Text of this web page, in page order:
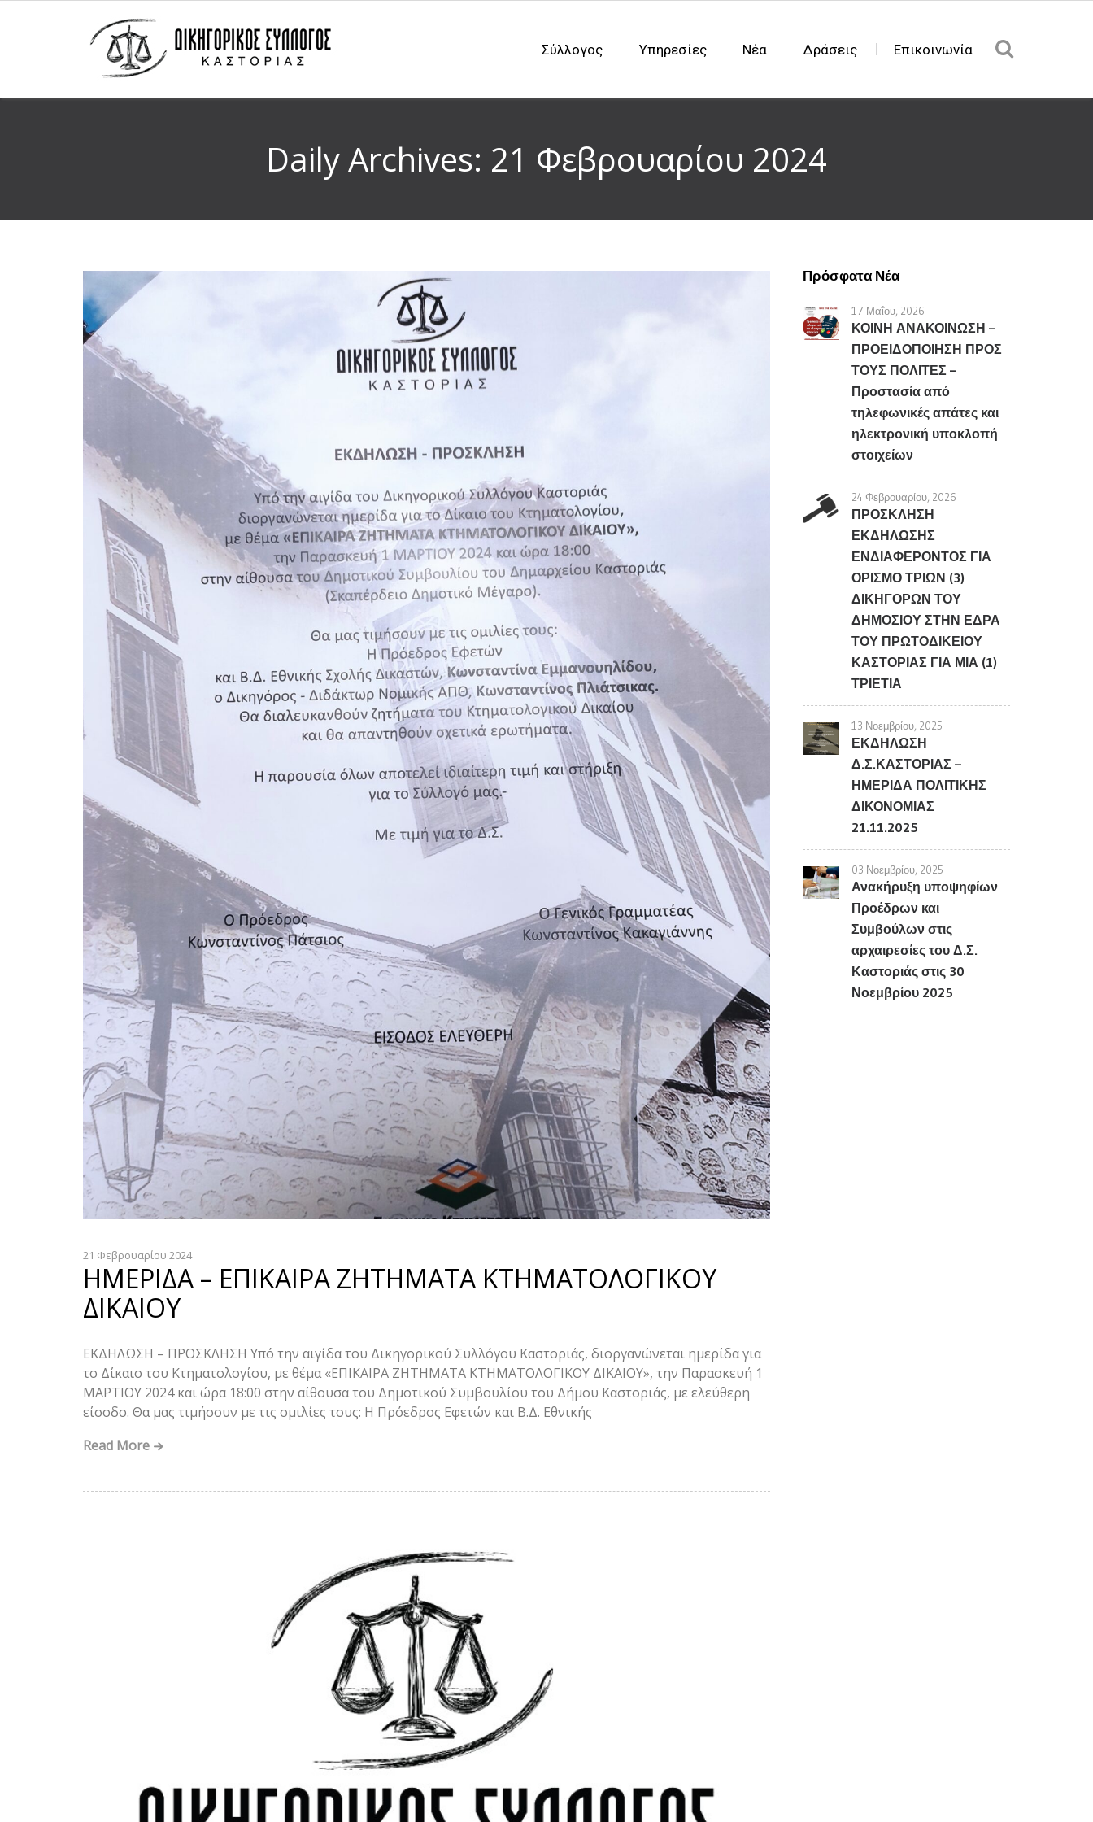
Σύλλογος Υπηρεσίες Νέα Δράσεις Επικοινωνία
Daily Archives: 21 Φεβρουαρίου 2024
21 Φεβρουαρίου 2024
ΗΜΕΡΙΔΑ – ΕΠΙΚΑΙΡΑ ΖΗΤΗΜΑΤΑ ΚΤΗΜΑΤΟΛΟΓΙΚΟΥ
ΔΙΚΑΙΟΥ
ΕΚΔΗΛΩΣΗ – ΠΡΟΣΚΛΗΣΗ Υπό την αιγίδα του Δικηγορικού Συλλόγου Καστοριάς, διοργανώνεται ημερίδα για
το Δίκαιο του Κτηματολογίου, με θέμα «ΕΠΙΚΑΙΡΑ ΖΗΤΗΜΑΤΑ ΚΤΗΜΑΤΟΛΟΓΙΚΟΥ ΔΙΚΑΙΟΥ», την Παρασκευή 1
ΜΑΡΤΙΟΥ 2024 και ώρα 18:00 στην αίθουσα του Δημοτικού Συμβουλίου του Δήμου Καστοριάς, με ελεύθερη
είσοδο. Θα μας τιμήσουν με τις ομιλίες τους: Η Πρόεδρος Εφετών και Β.Δ. Εθνικής
Read More
Πρόσφατα Νέα
17 Μαΐου, 2026
ΚΟΙΝΗ ΑΝΑΚΟΙΝΩΣΗ –
ΠΡΟΕΙΔΟΠΟΙΗΣΗ ΠΡΟΣ
ΤΟΥΣ ΠΟΛΙΤΕΣ –
Προστασία από
τηλεφωνικές απάτες και
ηλεκτρονική υποκλοπή
στοιχείων
24 Φεβρουαρίου, 2026
ΠΡΟΣΚΛΗΣΗ
ΕΚΔΗΛΩΣΗΣ
ΕΝΔΙΑΦΕΡΟΝΤΟΣ ΓΙΑ
ΟΡΙΣΜΟ ΤΡΙΩΝ (3)
ΔΙΚΗΓΟΡΩΝ ΤΟΥ
ΔΗΜΟΣΙΟΥ ΣΤΗΝ ΕΔΡΑ
ΤΟΥ ΠΡΩΤΟΔΙΚΕΙΟΥ
ΚΑΣΤΟΡΙΑΣ ΓΙΑ ΜΙΑ (1)
ΤΡΙΕΤΙΑ
13 Νοεμβρίου, 2025
ΕΚΔΗΛΩΣΗ
Δ.Σ.ΚΑΣΤΟΡΙΑΣ –
ΗΜΕΡΙΔΑ ΠΟΛΙΤΙΚΗΣ
ΔΙΚΟΝΟΜΙΑΣ
21.11.2025
03 Νοεμβρίου, 2025
Ανακήρυξη υποψηφίων
Προέδρων και
Συμβούλων στις
αρχαιρεσίες του Δ.Σ.
Καστοριάς στις 30
Νοεμβρίου 2025